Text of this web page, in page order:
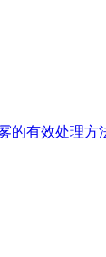
的有效处理方